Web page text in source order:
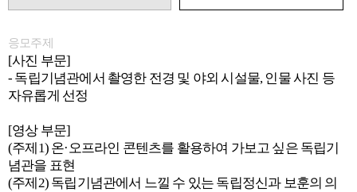
응모주제
[사진 부문]
- 독립기념관에서 촬영한 전경 및 야외 시설물, 인물 사진 등
자유롭게 선정
[영상 부문]
(주제1) 온·오프라인 콘텐츠를 활용하여 가보고 싶은 독립기
념관을 표현
(주제2) 독립기념관에서 느낄 수 있는 독립정신과 보훈의 의